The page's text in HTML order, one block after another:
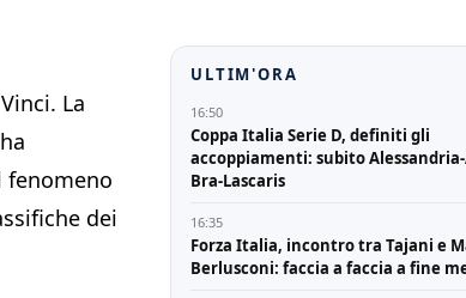
La
fenomeno
dei
ULTIM'ORA
16:50
Coppa Italia Serie D, definiti gli
accoppiamenti: subito
Bra-Lascaris
16:35
Forza Italia, incontro tra Tajani e
Berlusconi: faccia a faccia a fine